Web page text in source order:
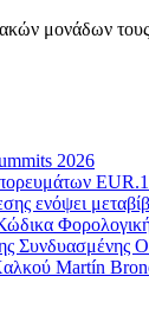
μονάδων
2026
ενόψει
Συνδυασμένης
Martín